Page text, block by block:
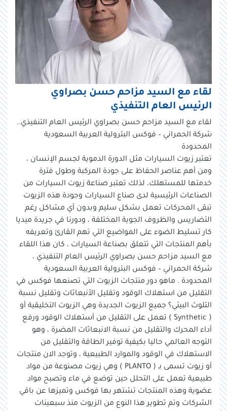
لقاء مع السيد مزاحم حسن بصراوي
الرئيس العام التنفيذي
لقاء مع السيد مزاحم حسن بصراوي الرئيس العام التنفيذي..
شركة الحمراني – فوكس البترولية العربية السعودية
المحدودة
تعتبر زيوت السيارات مثل الدورة الدموية لجسم الإنسان ،
ومن أهم عناصر الحفاظ على جودة المركبة وطول فترة
خدمتها للمستهلك، لذلك تعتبر صناعة زيوت السيارات من
الصناعات الرئيسية لدى صناع السيارات وجودة هذه الزيوت
تبقى المحركات تعمل بشكل سليم وبدون أي مشاكل رغم
التضاريس والظروف الجوية المختلفة ، ودورنا في جريدة ميديا
كار تسليط الضوء على المواضيع التي تهم القارئ وتعريفه
بأهم المنتجات التي تتعلق بصناعة السيارات ، كان هذا اللقاء
مع السيد مزاحم حسن بصراوي الرئيس العام التنفيذي ،
شركة الحمراني – فوكس البترولية العربية السعودية
المحدودة . ماهو دور منتجات الزيوت التي تصنعها فوكس في
التقليل من استهلاك الوقود وتقليل الأنبعاثات وتقليل نسبة
التلوث البيئي؟ جميع الزيوت الجديدة وهي الزيوت التخليقية أو
( Synthetic ) تعمل على التقليل من أستهلاك الوقود ورفع
أداء المحرك والتقليل من نسبة الانبعاثات المضرة ، وهو
التوجه العالمي حاليا بكيفية توفير الطاقة والتقليل من
الاستهلاك في الوقود والموارد الطبيعية ، وتوجد الان منتجات
أو زيوت تسمى بـ ( PLANTO ) وهي زيوت مصنوعة من مواد
طبيعية تعمل على التحلل حين توضع في ماء وتصبح مواد
عضوية وهذه المنتجات تشتهر بها فوكس وتميزها عن باقي
الشركات وتم تطوير هذا النوع من الزيوت منذ سبعينات